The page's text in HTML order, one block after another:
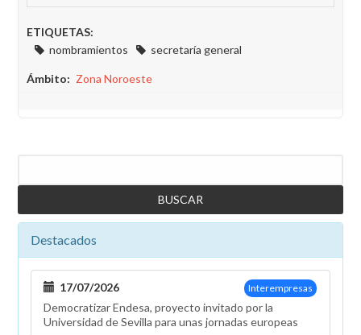
ETIQUETAS:
nombramientos
secretaría general
Ámbito Zona Noroeste
Destacados
Interempresas
17/07/2026
Democratizar Endesa, proyecto invitado por la
Universidad de Sevilla para unas jornadas europeas